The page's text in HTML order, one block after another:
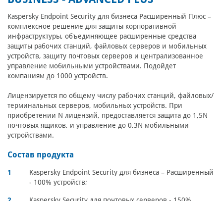
Kaspersky Endpoint Security для бизнеса Расширенный Плюс –
комплексное решение для защиты корпоративной
инфраструктуры, объединяющее расширенные средства
защиты рабочих станций, файловых серверов и мобильных
устройств, защиту почтовых серверов и централизованное
управление мобильными устройствами. Подойдет
компаниям до 1000 устройств.
Лицензируется по общему числу рабочих станций, файловых/
терминальных серверов, мобильных устройств. При
приобретении N лицензий, предоставляется защита до 1,5N
почтовых ящиков, и управление до 0,3N мобильными
устройствами.
Состав продукта
Kaspersky Endpoint Security для бизнеса – Расширенный
- 100% устройств;